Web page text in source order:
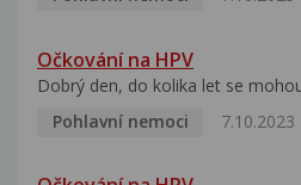
Očkování na HPV
Dobrý den, do kolika let se
Pohlavní nemoci
7.10.2023